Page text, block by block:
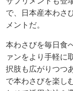
で、日本産本わさ
メントだ。
本わさびを毎日食
ァンをより手軽に
択肢も広がりつつ
で本わさびを楽し